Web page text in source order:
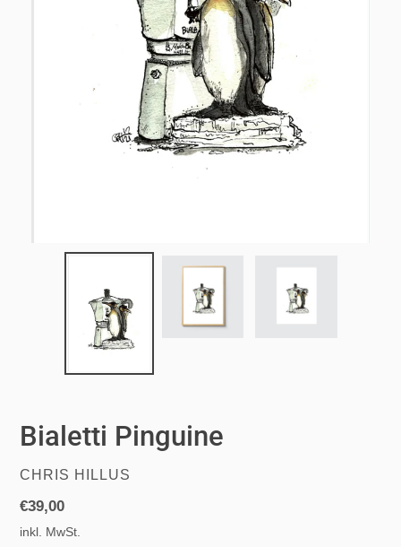
Bialetti Pinguine
VERKÄUFER
CHRIS HILLUS
Normaler
Preis
€39,00
inkl. MwSt.